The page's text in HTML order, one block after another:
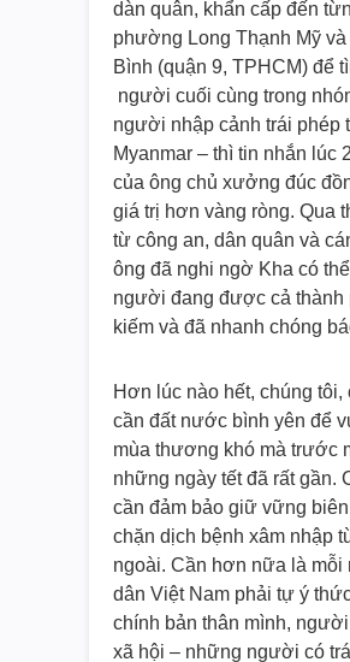
dàn quân, khẩn cấp đến
phường Long Thạnh Mỹ và
Bình (quận 9, TPHCM) để
người cuối cùng trong
người nhập cảnh trái phép
Myanmar – thì tin nhắn lúc
của ông chủ xưởng đúc
giá trị hơn vàng ròng. Qua
từ công an, dân quân và
ông đã nghi ngờ Kha có
người đang được cả thành
kiếm và đã nhanh chóng
Hơn lúc nào hết, chúng tôi,
cần đất nước bình yên để
mùa thương khó mà trước
những ngày tết đã rất gần.
cần đảm bảo giữ vững
chặn dịch bệnh xâm nhập
ngoài. Cần hơn nữa là mỗi
dân Việt Nam phải tự ý
chính bản thân mình,
xã hội – những người có